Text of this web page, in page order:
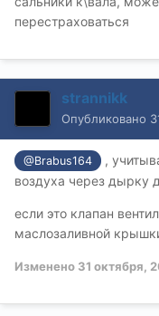
перестраховаться
strannikk
Опубликовано
@Brabus164
,
воздуха через
если это клапан
маслозаливной
Изменено 31 октября,